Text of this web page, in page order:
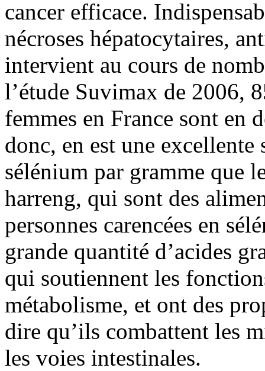
cancer efficace.
nécroses hépatocytaires,
intervient au cours de
l’étude Suvimax de 2006,
femmes en France sont en
donc, en est une
sélénium par gramme que
harreng, qui sont des
personnes carencées en
grande quantité d’acides
qui soutiennent les
métabolisme, et ont des
dire qu’ils combattent les
les voies intestinales.